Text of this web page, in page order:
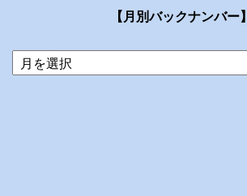
【月別バックナンバー】
当
ブ